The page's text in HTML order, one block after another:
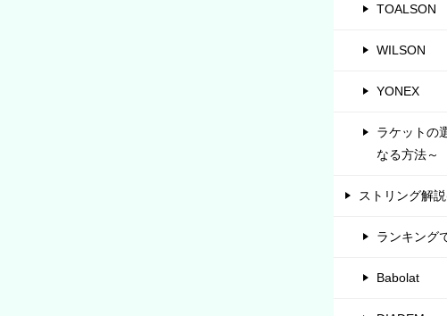
TOALSON
WILSON
YONEX
ラケットの
なる方法～
ストリング解
ランキング
Babolat